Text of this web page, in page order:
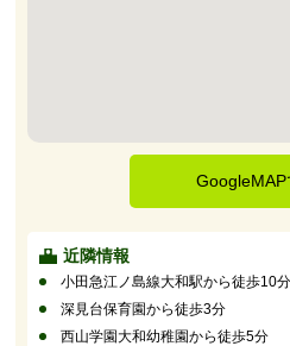
GoogleMAP
近隣情報
小田急江ノ島線大和駅から徒歩10分
深見台保育園から徒歩3分
西山学園大和幼稚園から徒歩5分